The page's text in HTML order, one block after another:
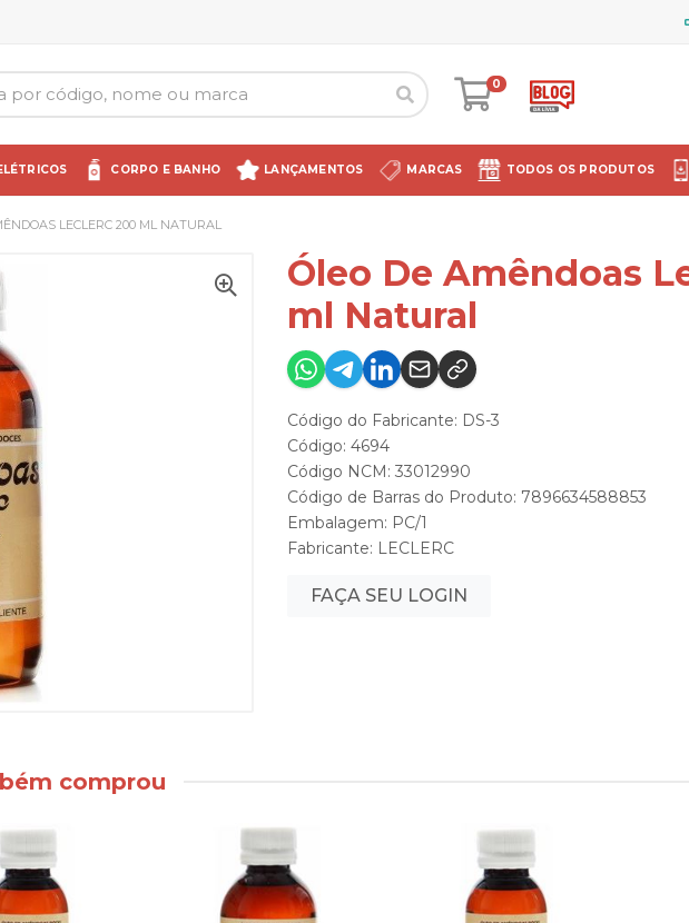
0
CORPO E BANHO LANÇAMENTOS MARCAS TODOS OS PRODUTOS
LECLERC 200 ML NATURAL
Óleo De Amêndoas
ml Natural
Código do Fabricante: DS-3
Código: 4694
Código NCM: 33012990
Código de Barras do Produto: 7896634588853
Embalagem: PC/1
Fabricante: LECLERC
FAÇA SEU LOGIN
comprou